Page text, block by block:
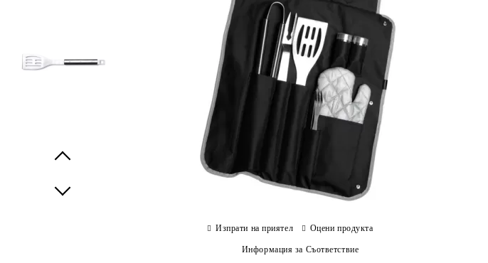
Изпрати на приятел Оцени продукта
Информация за Съответствие